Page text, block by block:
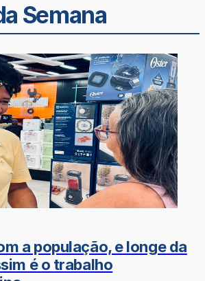
Semana
a população, e longe da
é o trabalho